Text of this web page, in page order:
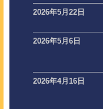
2026年5月22日
2026年5月6日
2026年4月16日